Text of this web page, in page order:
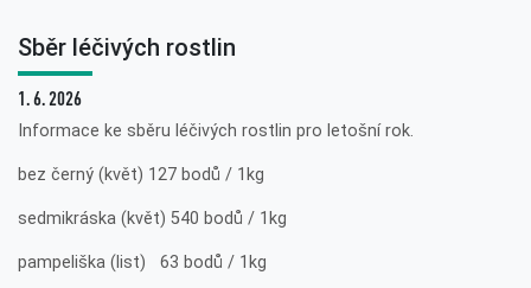
Sběr léčivých rostlin
1. 6. 2026
Informace ke sběru léčivých rostlin pro letošní rok.
bez černý (květ) 127 bodů / 1kg
sedmikráska (květ) 540 bodů / 1kg
pampeliška (list) 63 bodů / 1kg